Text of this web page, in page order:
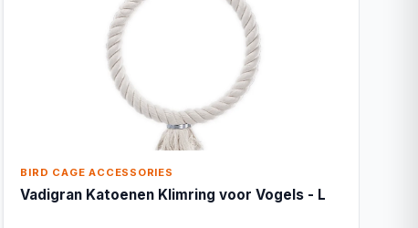
BIRD CAGE ACCESSORIES
Vadigran Katoenen Klimring voor Vogels - L